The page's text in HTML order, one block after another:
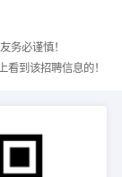
务必谨慎！
看到该招聘信息的！